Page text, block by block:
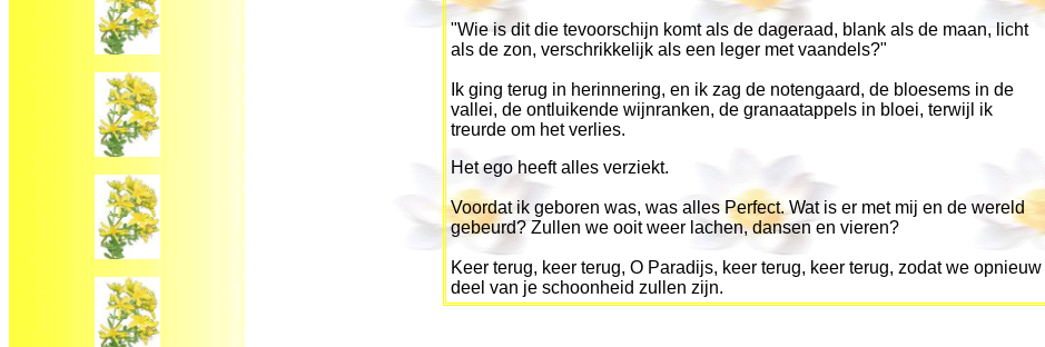
"Wie is dit die tevoorschijn komt als de dageraad, blank als de maan, licht
als de zon, verschrikkelijk als een leger met vaandels?"
Ik ging terug in herinnering, en ik zag de notengaard, de bloesems in de
vallei, de ontluikende wijnranken, de granaatappels in bloei, terwijl ik
treurde om het verlies.
Het ego heeft alles verziekt.
Voordat ik geboren was, was alles Perfect. Wat is er met mij en de wereld
gebeurd? Zullen we ooit weer lachen, dansen en vieren?
Keer terug, keer terug, O Paradijs, keer terug, keer terug, zodat we opnieuw
deel van je schoonheid zullen zijn.